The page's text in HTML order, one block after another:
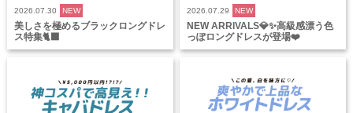
2026.07.30 NEW
美しさを極めるブラックロングドレ
ス特集🐈‍⬛
2026.07.29 NEW
NEW ARRIVALS💎✨高級感漂う色
っぽロングドレスが登場❤️